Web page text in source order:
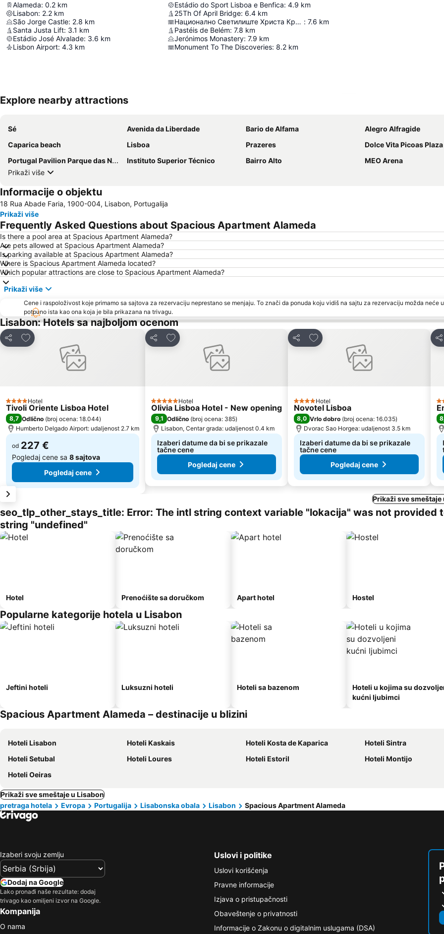
Alameda: 0.2 km
Lisabon: 2.2 km
São Jorge Castle: 2.8 km
Santa Justa Lift: 3.1 km
Estádio José Alvalade: 3.6 km
Lisbon Airport: 4.3 km
Estádio do Sport Lisboa e Benfica: 4.9 km
25Th Of April Bridge: 6.4 km
Национално Светилиште Христа Краља : 7.6 km
Pastéis de Belém: 7.8 km
Jerónimos Monastery: 7.9 km
Monument To The Discoveries: 8.2 km
Explore nearby attractions
Sé Avenida da Liberdade Bario de Alfama
Alegro Alfragide
Caparica beach
Lisboa Prazeres
Dolce Vita Picoas Plaza
Portugal Pavilion Parque das Naçoes
Instituto Superior Técnico Bairro Alto
MEO Arena
Prikaži više
Informacije o objektu
18 Rua Abade Faria, 1900-004, Lisabon, Portugalija
Prikaži više
Frequently Asked Questions about Spacious Apartment Alameda
Is there a pool area at Spacious Apartment Alameda?
Are pets allowed at Spacious Apartment Alameda?
Is parking available at Spacious Apartment Alameda?
Where is Spacious Apartment Alameda located?
Which popular attractions are close to Spacious Apartment Alameda?
Prikaži više
Cene i raspoloživost koje primamo sa sajtova za rezervaciju neprestano se menjaju. To znači da ponuda koju vidiš na sajtu za rezervaciju možda neće
potpuno ista kao ona koja je bila prikazana na trivagu.
Lisabon: Hotels sa najboljom ocenom
Deli
Dodati u favorite
4 Zvezdice
Hotel
Tivoli Oriente Lisboa Hotel
8,7 Odlično (broj ocena: 18.044)
Humberto Delgado Airport: udaljenost 2.7 km
od 227 €
Pogledaj cene sa 8 sajtova
Pogledaj cene
Deli
Dodati u favorite
5 Zvezdice
Hotel
Olivia Lisboa Hotel - New opening
9,1 Odlično (broj ocena: 385)
Lisabon, Centar grada: udaljenost 0.4 km
Izaberi datume da bi se prikazale
tačne cene
Pogledaj cene
Deli
Dodati u favorite
4 Zvezdice
Hotel
Novotel Lisboa
8,0 Vrlo dobro (broj ocena: 16.035)
Dvorac Sao Horgea: udaljenost 3.5 km
Izaberi datume da bi se prikazale
tačne cene
Pogledaj cene
Deli
3
Prikaži sve smeštaje
seo_tlp_other_stays_title: Error: The intl string context variable "lokacija" was not provided
string "undefined"
Hotel Prenoćište sa doručkom Apart hotel Hostel
Popularne kategorije hotela u Lisabon
Jeftini hoteli Luksuzni hoteli Hoteli sa bazenom
Hoteli u kojima su
kućni ljubimci
Spacious Apartment Alameda – destinacije u blizini
Hoteli Lisabon Hoteli Kaskais Hoteli Kosta de Kaparica
Hoteli Sintra
Hoteli Setubal
Hoteli Loures Hoteli Estoril
Hoteli Montijo
Hoteli Oeiras
Prikaži sve smeštaje u Lisabon
pretraga hotela
Evropa Portugalija Lisabonska obala Lisabon Spacious Apartment Alameda
Izaberi svoju zemlju
Dodaj na Google
Lako pronađi naše rezultate: dodaj
trivago kao omiljeni izvor na Google.
Kompanija
O nama
Uslovi i politike
Uslovi korišćenja
Pravne informacije
Izjava o pristupačnosti
Obaveštenje o privatnosti
Informacije o Zakonu o digitalnim uslugama (DSA)